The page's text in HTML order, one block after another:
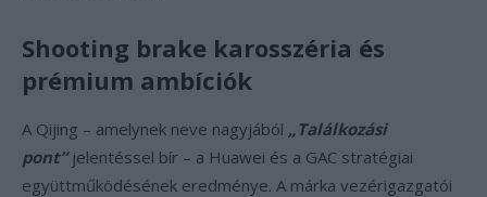
Shooting brake karosszéria és
prémium ambíciók
A Qijing – amelynek neve nagyjából „Találkozási
pont” jelentéssel bír – a Huawei és a GAC stratégiai
együttműködésének eredménye. A márka vezérigazgatói